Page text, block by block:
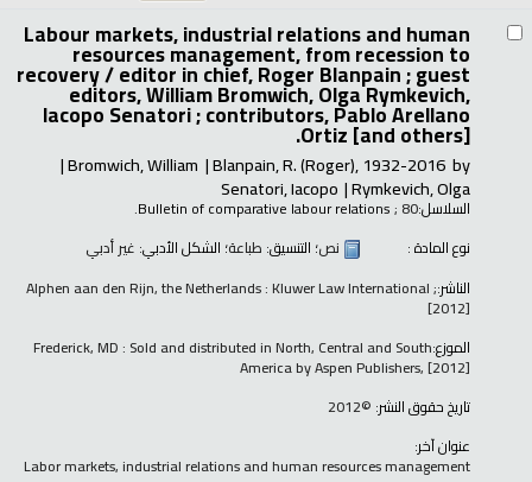
Labour markets, industrial relations and human
resources management, from recession to
recovery /editor in chief, Roger Blanpain ; guest
editors, William Bromwich, Olga Rymkevich,
Iacopo Senatori ; contributors, Pablo Arellano
Ortiz [and others].
by
Blanpain, R. (Roger), 1932-2016
Bromwich, William
Rymkevich, Olga
Senatori, Iacopo
السلاسل: Bulletin of comparative labour relations; 80.
نوع المادة :
نص؛ التنسيق: طباعة؛ الشكل الأدبي: غير أدبي
الناشر:Alphen aan den Rijn, the Netherlands : Kluwer Law International ;
[2012]
الموزع:Frederick, MD : Sold and distributed in North, Central and South
America by Aspen Publishers, [2012]
تاريخ حقوق النشر: ©2012
عنوان آخر:
Labor markets, industrial relations and human resources management